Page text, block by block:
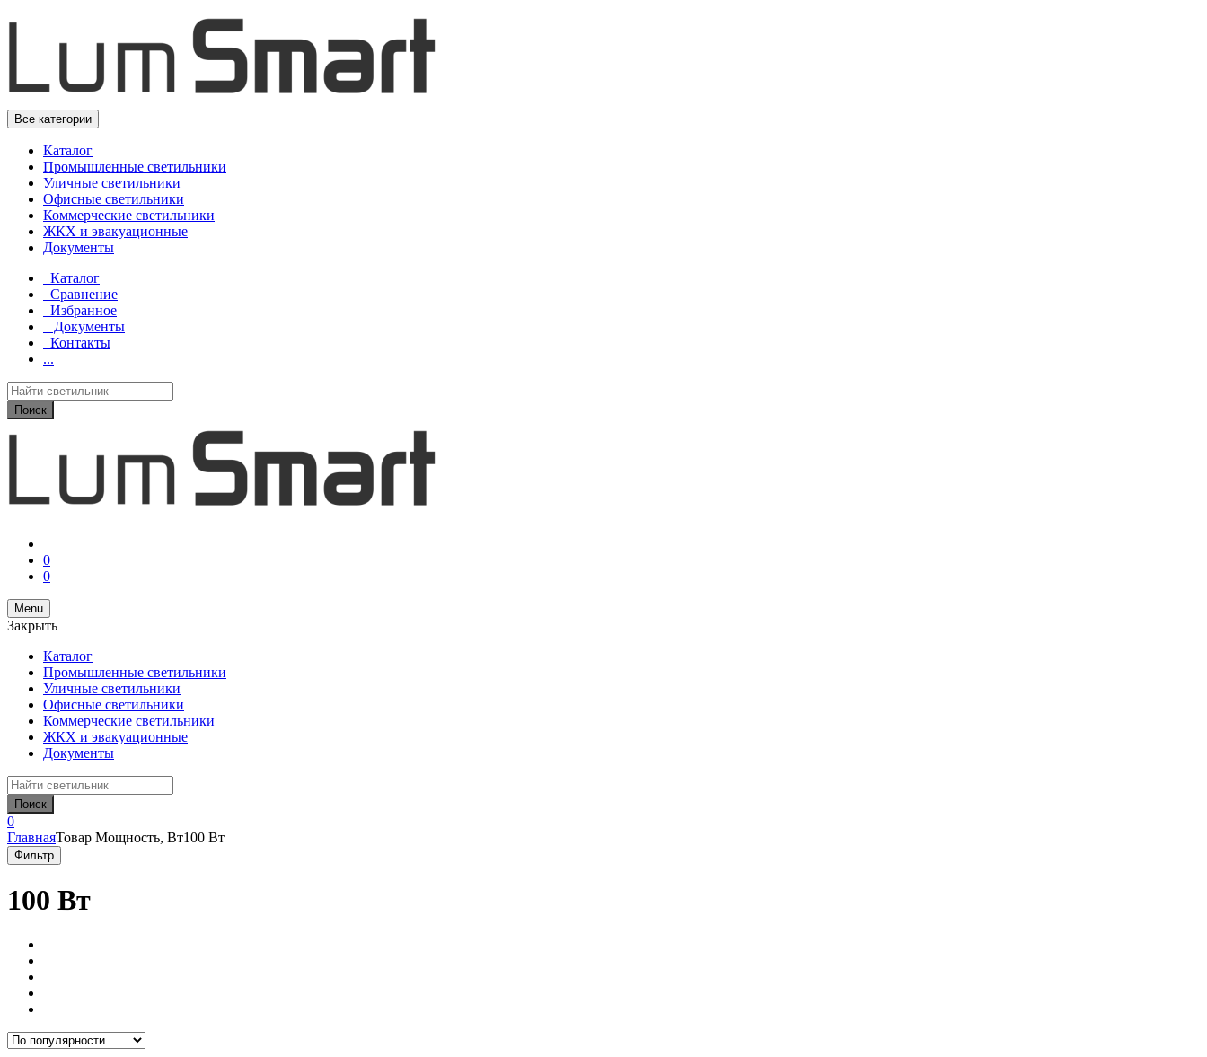
navigation
Все категории
Каталог
Промышленные светильники
Уличные светильники
Офисные светильники
Коммерческие светильники
ЖКХ и эвакуационные
Документы
Каталог
Сравнение
Избранное
Документы
Контакты
...
Search
for:Поиск
0
0
Menu
Закрыть
Каталог
Промышленные светильники
Уличные светильники
Офисные светильники
Коммерческие светильники
ЖКХ и эвакуационные
Документы
Search
for:Поиск
0
ГлавнаяТовар Мощность, Вт100 Вт
Фильтр
100 Вт